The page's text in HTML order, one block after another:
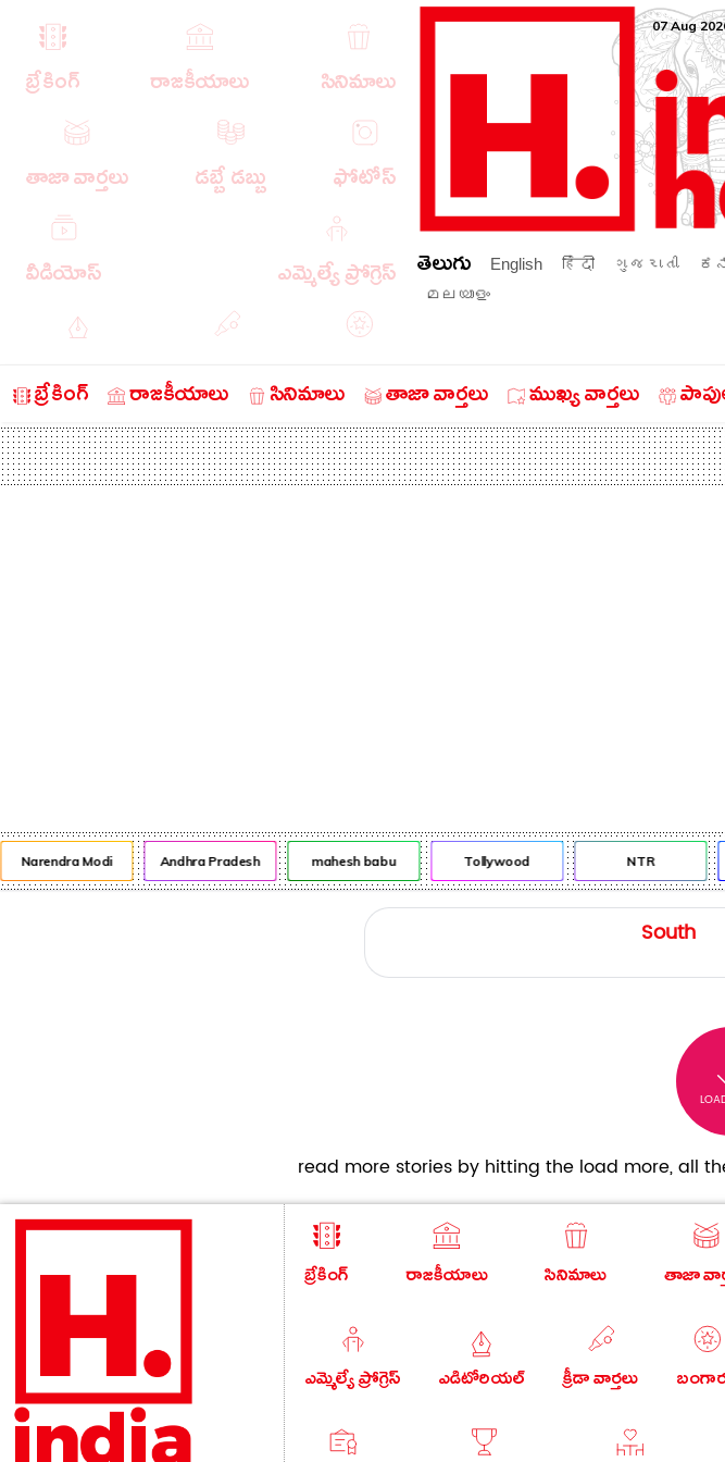
బ్రేకింగ్ రాజకీయాలు సినిమాలు
తాజా వార్తలు డబ్బే డబ్బు ఫోటోస్
వీడియోస్ ఎమ్మెల్యే ప్రోగ్రెస్
ఎడిటోరియల్
చరిత్రలో ఈ రోజు నేరాలు ఆటో
07 Aug
తెలుగు English हिंदी ગુજરાતી
മലയാളം
బ్రేకింగ్ రాజకీయాలు సినిమాలు తాజా వార్తలు ముఖ్య వార్తలు
Narendra Modi Andhra Pradesh mahesh babu Tollywood NTR
read more stories by hitting the load more, all
బ్రేకింగ్ రాజకీయాలు సినిమాలు తాజా
ఎమ్మెల్యే ప్రోగ్రెస్ ఎడిటోరియల్ క్రీడా వార్తలు